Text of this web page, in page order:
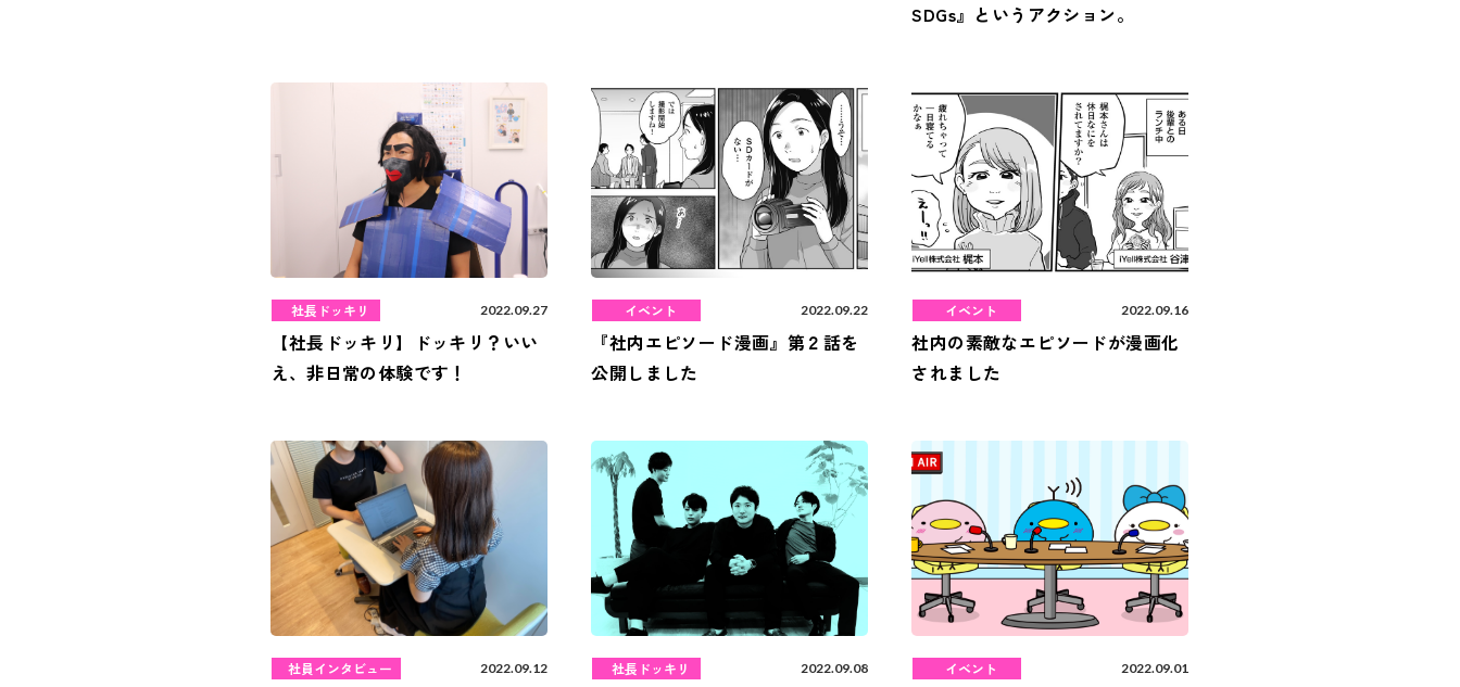
SDGs』というアクション。
社長ドッキリ 2022.09.27
【社長ドッキリ】ドッキリ？いい
え、非日常の体験です！
イベント 2022.09.22
『社内エピソード漫画』第２話を
公開しました
イベント 2022.09.16
社内の素敵なエピソードが漫画化
されました
社員インタビュー 2022.09.12 社長ドッキリ 2022.09.08 イベント 2022.09.01